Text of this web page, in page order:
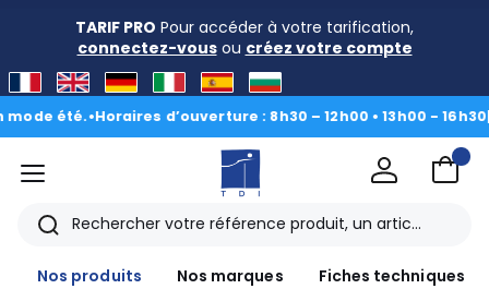
TARIF PRO Pour accéder à votre tarification,
connectez-vousou créez votre compte
été.•Horaires d’ouverture : 8h30 – 12h00 • 13h00 - 16h30|Du
menu
Rechercher
Nos produits
Nos marques Fiches techniques